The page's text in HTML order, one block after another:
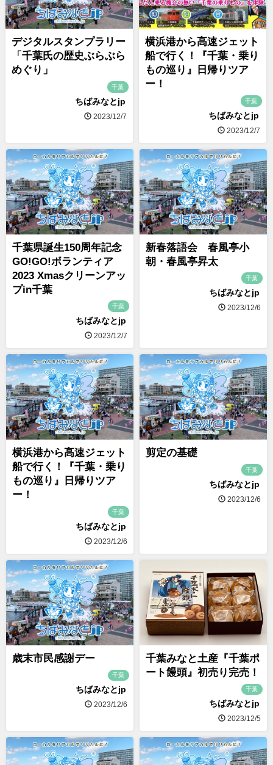
デジタルスタンプラリー
「千葉氏の歴史ぶらぶら
めぐり」
千葉
ちばみなとjp
2023/12/7
横浜港から高速ジェット
船で行く！『千葉・乗り
もの巡り』日帰りツア
ー！
千葉
ちばみなとjp
2023/12/7
千葉県誕生150周年記念
GO!GO!ボランティア
2023 Xmasクリーンアッ
プin千葉
千葉
ちばみなとjp
2023/12/7
新春落語会 春風亭小
朝・春風亭昇太
千葉
ちばみなとjp
2023/12/6
横浜港から高速ジェット
船で行く！『千葉・乗り
もの巡り』日帰りツア
ー！
千葉
ちばみなとjp
2023/12/6
剪定の基礎
千葉
ちばみなとjp
2023/12/6
歳末市民感謝デー
千葉
ちばみなとjp
2023/12/6
千葉みなと土産『千葉ポ
ート饅頭』初売り完売！
千葉
ちばみなとjp
2023/12/5